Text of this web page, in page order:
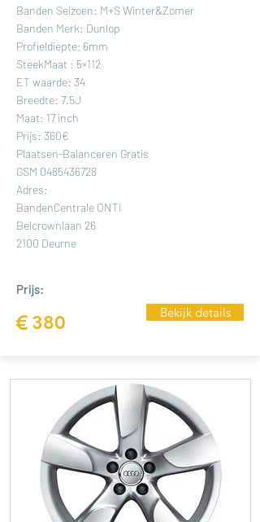
Banden Seizoen: M+S Winter&Zomer
Banden Merk: Dunlop
Profieldiepte; 6mm
SteekMaat : 5×112
ET waarde: 34
Breedte: 7.5J
Maat: 17 inch
Prijs: 360€
Plaatsen-Balanceren Gratis
GSM 0485436728
Adres:
BandenCentrale ONTI
Belcrownlaan 26
2100 Deurne
Prijs:
380
€ Bekijk details